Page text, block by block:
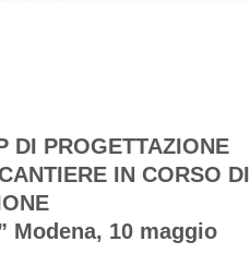
DI PROGETTAZIONE
IN CORSO DI
Modena, 10 maggio